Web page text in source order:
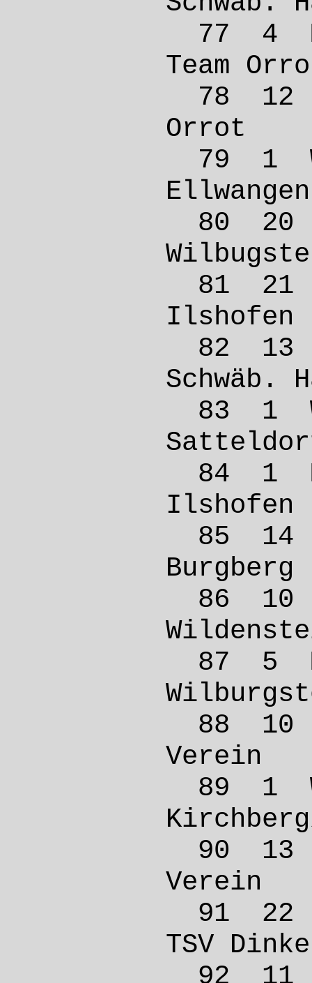
77 4
78 12
79 1
80
81 21
82 13
83 1
84 1
85
86
87 5
88 10
89 1
90 13
91 22
TSV
92